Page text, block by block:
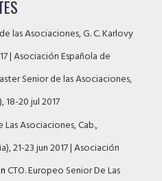
las Asociaciones, G. C. Karlovy
| Asociación Española de
Senior de las Asociaciones,
18-20 jul 2017
Asociaciones, Cab.,
21-23 jun 2017 | Asociación
CTO. Europeo Senior De Las